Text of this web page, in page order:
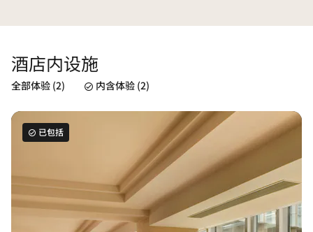
酒店内设施
全部体验 (2) 内含体验 (2)
已包括